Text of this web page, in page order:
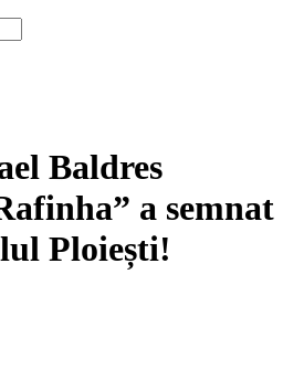
Baldres
a semnat
Ploiești!